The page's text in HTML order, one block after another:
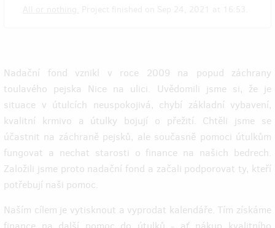
Nadační fond vznikl v roce 2009 na popud záchrany
toulavého pejska Nice na ulici. Uvědomili jsme si, že je
situace v útulcích neuspokojivá, chybí základní vybavení,
kvalitní krmivo a útulky bojují o přežití. Chtěli jsme se
účastnit na záchraně pejsků, ale současně pomoci útulkům
fungovat a nechat starosti o finance na našich bedrech.
Založili jsme proto nadační fond a začali podporovat ty, kteří
potřebují naši pomoc.
Naším cílem je vytisknout a vyprodat kalendáře. Tím získáme